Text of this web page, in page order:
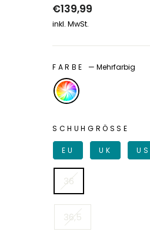
Normaler
Preis
€139,99
inkl. MwSt.
FARBE — Mehrfarbig
SCHUHGRÖSSE
EU UK US
36
36,5